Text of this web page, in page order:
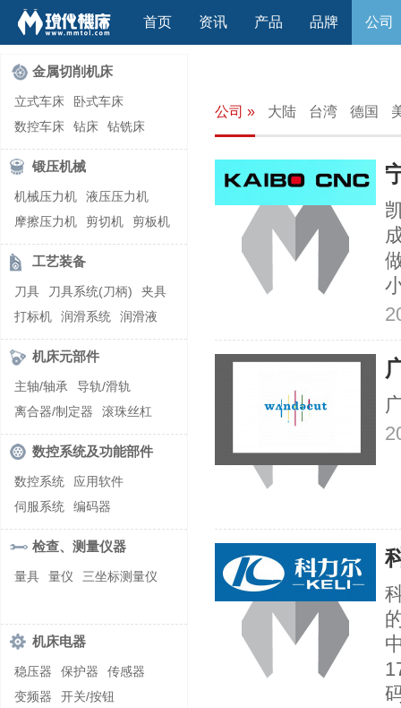
首页 资讯 产品 品牌 公司
金属切削机床
立式车床
卧式车床
数控车床
钻床
钻铣床
立式镗(铣)床
卧式镗(铣)床
龙门铣镗床
立式铣床
卧式铣床
雕刻机
平面磨床
外圆磨床
内圆磨床
龙门磨床
滚齿机\铣齿机
刨床
带锯床
车削加工中心
立式加工中心
卧式加工中心
龙门加工中心
激光快速成型
组合机床
螺纹加工机床
锻压机械
机械压力机
液压压力机
摩擦压力机
剪切机
剪板机
自动锻压机
折弯机
弯管机
快速成型机
工艺装备
刀具 刀具系统(刀柄)
夹具
打标机
润滑系统
润滑液
切削液
刃磨机
机床元部件
主轴/轴承
导轨/滑轨
离合器/制定器
滚珠丝杠
齿轮/减速器
数控系统及功能部件
数控系统
应用软件
伺服系统
编码器
检查、测量仪器
量具 量仪 三坐标测量仪
机床电器
稳压器 保护器
传感器
变频器
开关/按钮
公司 » 大陆 台湾 德国